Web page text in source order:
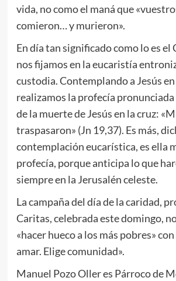
vida, no como el maná que
comieron… y murieron».
En día tan significado como lo es
nos fijamos en la eucaristía
custodia. Contemplando a Jesús
realizamos la profecía
de la muerte de Jesús en la cruz:
traspasaron» (Jn 19,37). Es más,
contemplación eucarística, es ella
profecía, porque anticipa lo que
siempre en la Jerusalén celeste.
La campaña del día de la caridad,
Caritas, celebrada este domingo,
«hacer hueco a los más pobres»
amar. Elige comunidad».
Manuel Pozo Oller es Párroco de